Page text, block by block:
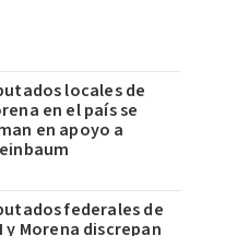
locales de
en el país se
en apoyo a
federales de
y Morena discrepan